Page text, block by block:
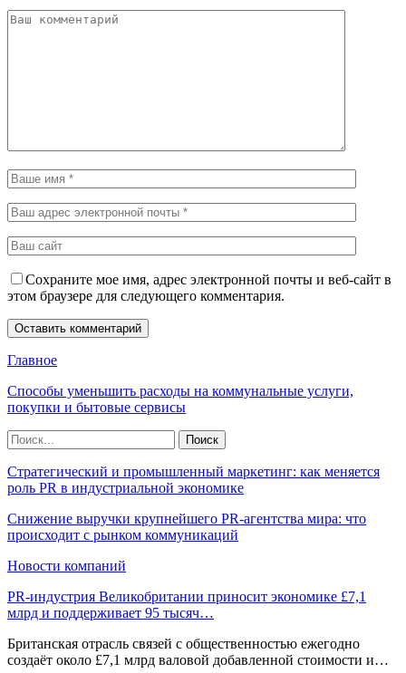
Сохраните мое имя, адрес электронной почты и веб-сайт в
этом браузере для следующего комментария.
Главное
Способы уменьшить расходы на коммунальные услуги,
покупки и бытовые сервисы
Стратегический и промышленный маркетинг: как меняется
роль PR в индустриальной экономике
Снижение выручки крупнейшего PR-агентства мира: что
происходит с рынком коммуникаций
Новости компаний
PR-индустрия Великобритании приносит экономике £7,1
млрд и поддерживает 95 тысяч…
Британская отрасль связей с общественностью ежегодно
создаёт около £7,1 млрд валовой добавленной стоимости и…